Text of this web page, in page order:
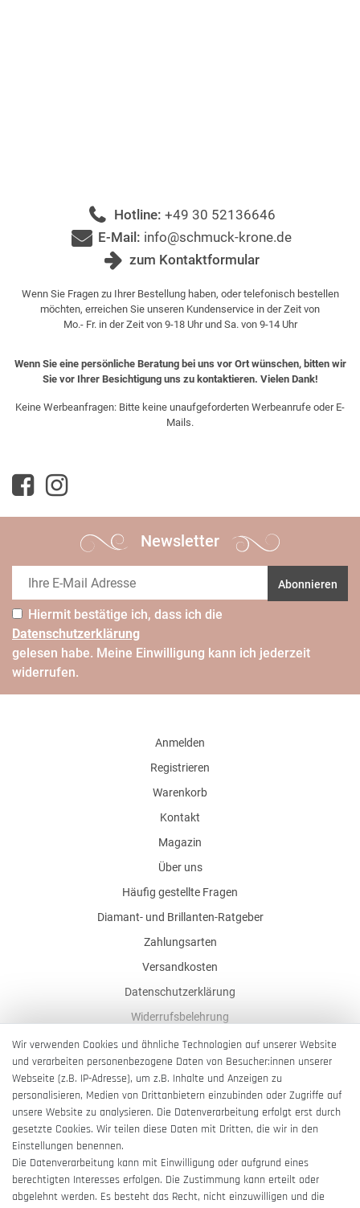
Hotline: +49 30 52136646
E-Mail: info@schmuck-krone.de
zum Kontaktformular
Wenn Sie Fragen zu Ihrer Bestellung haben, oder telefonisch bestellen
möchten, erreichen Sie unseren Kundenservice in der Zeit von
Mo.- Fr. in der Zeit von 9-18 Uhr und Sa. von 9-14 Uhr
Wenn Sie eine persönliche Beratung bei uns vor Ort wünschen, bitten wir
Sie vor Ihrer Besichtigung uns zu kontaktieren. Vielen Dank!
Keine Werbeanfragen: Bitte keine unaufgeforderten Werbeanrufe oder E-
Mails.
Newsletter
Abonnieren
Hiermit bestätige ich, dass ich die
Daten­schutz­erklärung
gelesen habe. Meine Einwilligung kann ich jederzeit
widerrufen.
Anmelden
Registrieren
Warenkorb
Kontakt
Magazin
Über uns
Häufig gestellte Fragen
Diamant- und Brillanten-Ratgeber
Zahlungsarten
Versandkosten
Datenschutzerklärung
Widerrufsbelehrung
AGB
Impressum
Barrierefreiheitserklärung
Vertrag widerrufen
Wir verwenden Cookies und ähnliche Technologien auf unserer Website
und verarbeiten personenbezogene Daten von Besucher:innen unserer
Webseite (z.B. IP-Adresse), um z.B. Inhalte und Anzeigen zu
personalisieren, Medien von Drittanbietern einzubinden oder Zugriffe auf
unsere Website zu analysieren. Die Datenverarbeitung erfolgt erst durch
gesetzte Cookies. Wir teilen diese Daten mit Dritten, die wir in den
Einstellungen benennen.
Die Datenverarbeitung kann mit Einwilligung oder aufgrund eines
berechtigten Interesses erfolgen. Die Zustimmung kann erteilt oder
abgelehnt werden. Es besteht das Recht, nicht einzuwilligen und die